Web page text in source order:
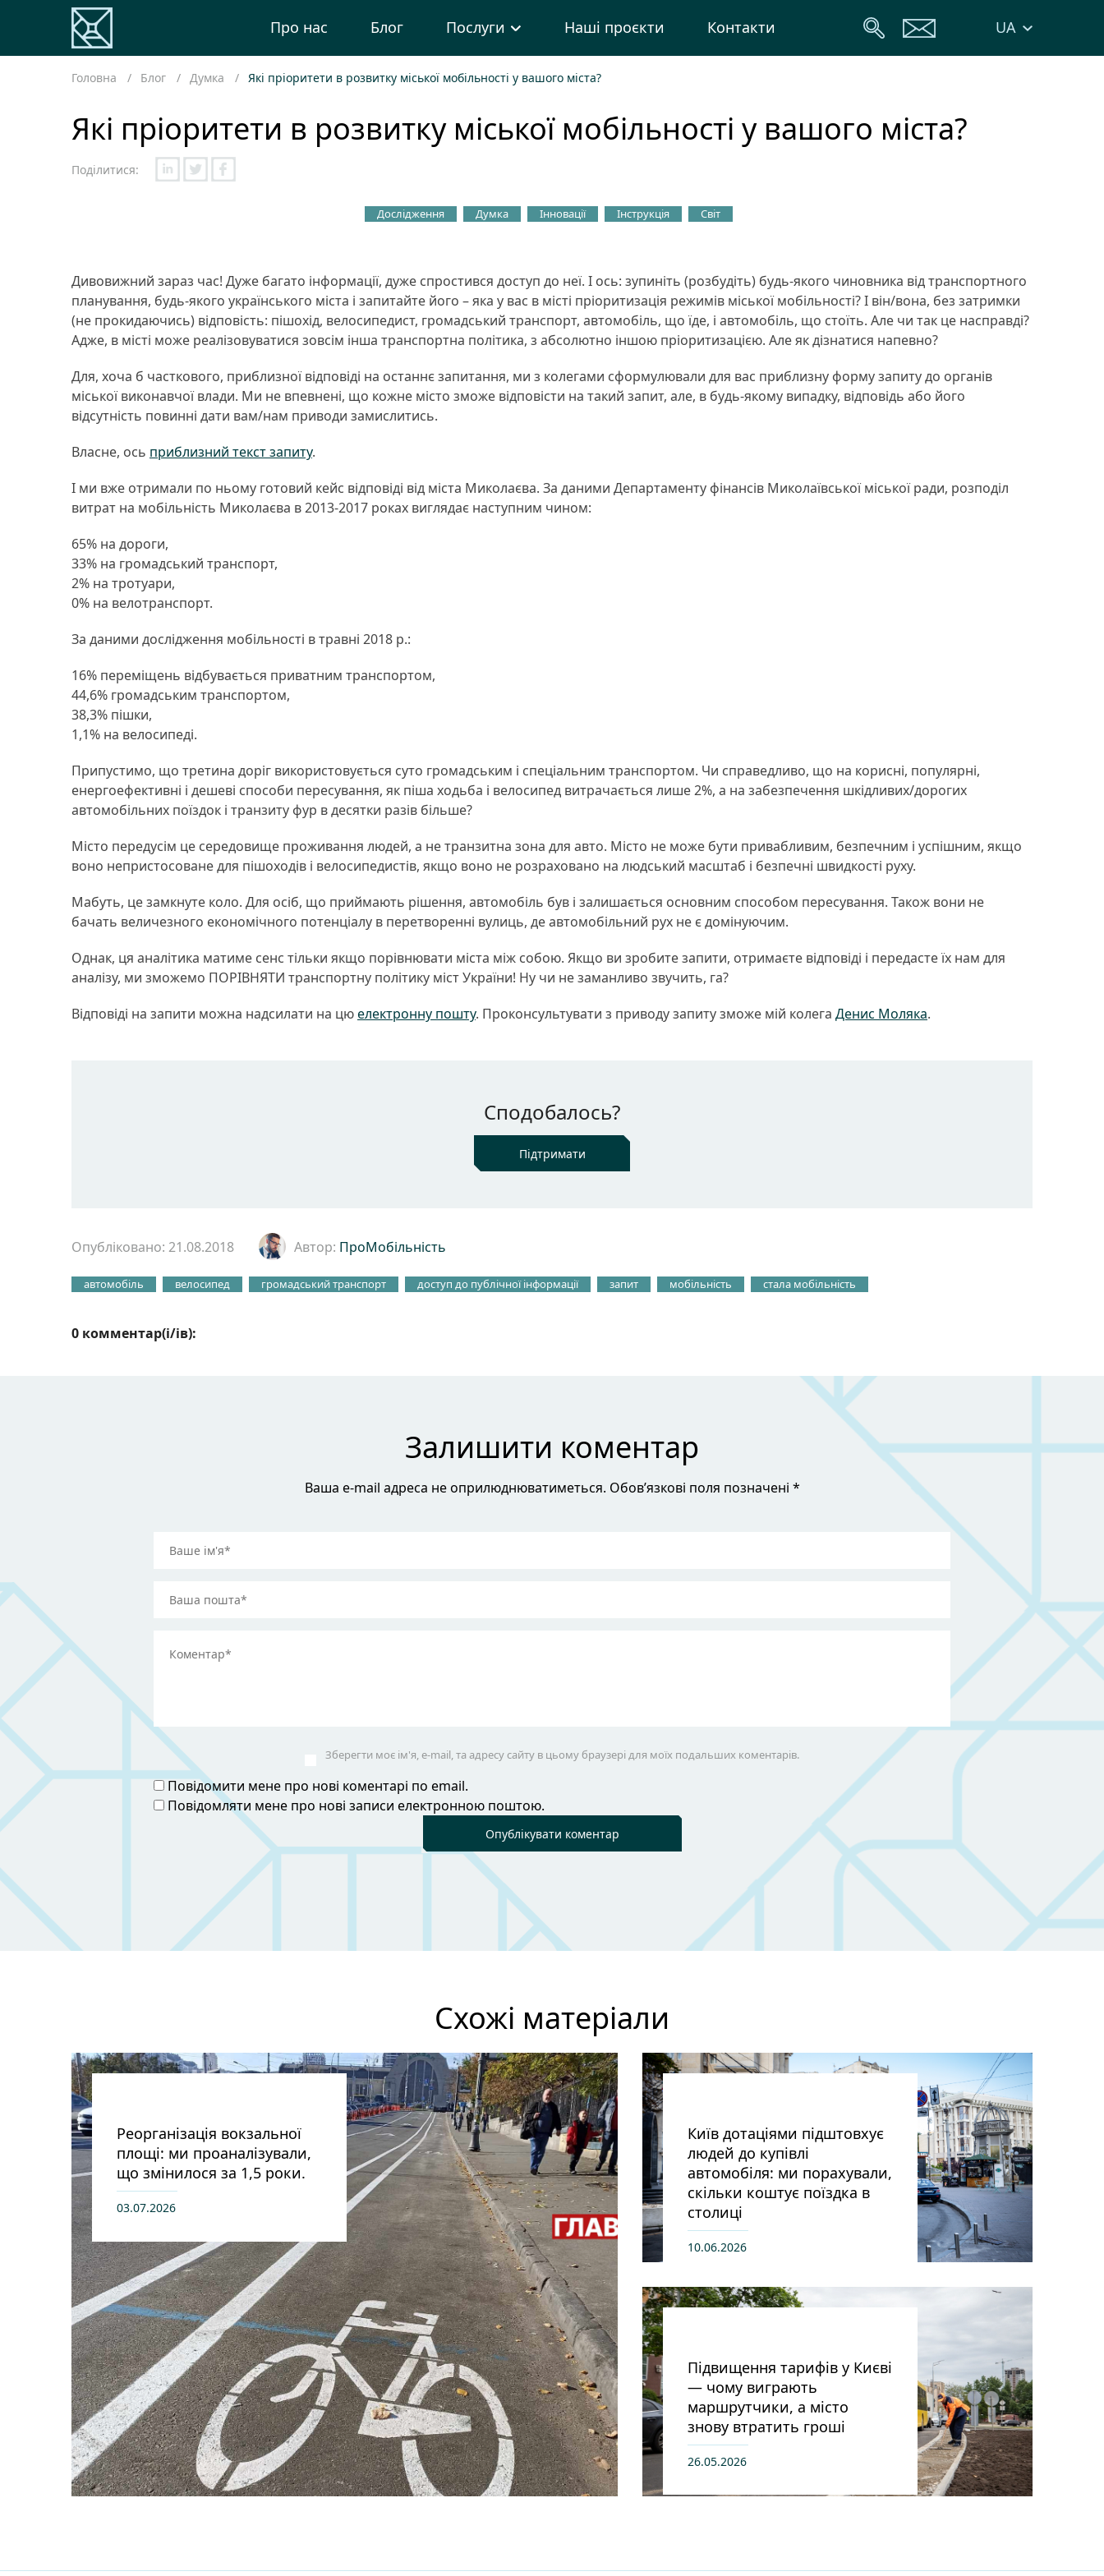
Про нас Блог Послуги Наші проєкти Контакти UA
Головна Блог Думка Які пріоритети в розвитку міської мобільності у вашого міста?
Які пріоритети в розвитку міської мобільності у вашого міста?
Поділитися:
Дослідження Думка Інновації Інструкція Світ
Дивовижний зараз час! Дуже багато інформації, дуже спростився доступ до неї. І ось: зупиніть (розбудіть) будь-якого чиновника від транспортного
планування, будь-якого українського міста і запитайте його – яка у вас в місті пріоритизація режимів міської мобільності? І він/вона, без затримки
(не прокидаючись) відповість: пішохід, велосипедист, громадський транспорт, автомобіль, що їде, і автомобіль, що стоїть. Але чи так це насправді?
Адже, в місті може реалізовуватися зовсім інша транспортна політика, з абсолютно іншою пріоритизацією. Але як дізнатися напевно?
Для, хоча б часткового, приблизної відповіді на останнє запитання, ми з колегами сформулювали для вас приблизну форму запиту до органів
міської виконавчої влади. Ми не впевнені, що кожне місто зможе відповісти на такий запит, але, в будь-якому випадку, відповідь або його
відсутність повинні дати вам/нам приводи замислитись.
Власне, ось приблизний текст запиту.
І ми вже отримали по ньому готовий кейс відповіді від міста Миколаєва. За даними Департаменту фінансів Миколаївської міської ради, розподіл
витрат на мобільність Миколаєва в 2013-2017 роках виглядає наступним чином:
65% на дороги,
33% на громадський транспорт,
2% на тротуари,
0% на велотранспорт.
За даними дослідження мобільності в травні 2018 р.:
16% переміщень відбувається приватним транспортом,
44,6% громадським транспортом,
38,3% пішки,
1,1% на велосипеді.
Припустимо, що третина доріг використовується суто громадським і спеціальним транспортом. Чи справедливо, що на корисні, популярні,
енергоефективні і дешеві способи пересування, як піша ходьба і велосипед витрачається лише 2%, а на забезпечення шкідливих/дорогих
автомобільних поїздок і транзиту фур в десятки разів більше?
Місто передусім це середовище проживання людей, а не транзитна зона для авто. Місто не може бути привабливим, безпечним і успішним, якщо
воно непристосоване для пішоходів і велосипедистів, якщо воно не розраховано на людський масштаб і безпечні швидкості руху.
Мабуть, це замкнуте коло. Для осіб, що приймають рішення, автомобіль був і залишається основним способом пересування. Також вони не
бачать величезного економічного потенціалу в перетворенні вулиць, де автомобільний рух не є домінуючим.
Однак, ця аналітика матиме сенс тільки якщо порівнювати міста між собою. Якщо ви зробите запити, отримаєте відповіді і передасте їх нам для
аналізу, ми зможемо ПОРІВНЯТИ транспортну політику міст України! Ну чи не заманливо звучить, га?
Відповіді на запити можна надсилати на цюелектронну пошту. Проконсультувати з приводу запиту зможе мій колега Денис Моляка.
Сподобалось?
Підтримати
Опубліковано: 21.08.2018 Автор: ПроМобільність
автомобіль велосипед громадський транспорт доступ до публічної інформації запит мобільність стала мобільність
0 комментар(і/ів):
Залишити коментар
Ваша e-mail адреса не оприлюднюватиметься. Обов’язкові поля позначені *
Зберегти моє ім'я, e-mail, та адресу сайту в цьому браузері для моїх подальших коментарів.
Повідомити мене про нові коментарі по email.
Повідомляти мене про нові записи електронною поштою.
Схожі матеріали
Реорганізація вокзальної
площі: ми проаналізували,
що змінилося за 1,5 роки.
03.07.2026
Київ дотаціями підштовхує
людей до купівлі
автомобіля: ми порахували,
скільки коштує поїздка в
столиці
10.06.2026
Підвищення тарифів у Києві
— чому виграють
маршрутчики, а місто
знову втратить гроші
26.05.2026